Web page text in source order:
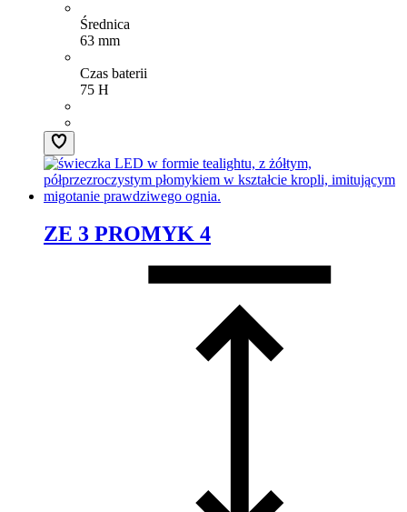
Średnica
63 mm
Czas baterii
75 H
ZE 3 PROMYK 4